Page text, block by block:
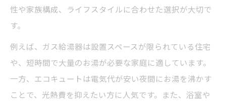
性や家族構成、ライフスタイルに合わせた選択が大切で
す。
例えば、ガス給湯器は設置スペースが限られている住宅
や、短時間で大量のお湯が必要な家庭に適しています。
一方、エコキュートは電気代が安い夜間にお湯を沸かす
ことで、光熱費を抑えたい方に人気です。また、浴室や